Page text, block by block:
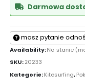
Darmowa
masz pytanie
Availability:Na stanie
SKU:20233
Kategorie:Kitesurfing,